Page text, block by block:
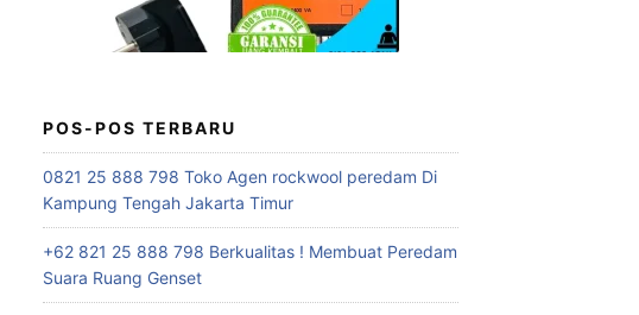
POS-POS TERBARU
0821 25 888 798 Toko Agen rockwool peredam Di
Kampung Tengah Jakarta Timur
+62 821 25 888 798 Berkualitas ! Membuat Peredam
Suara Ruang Genset